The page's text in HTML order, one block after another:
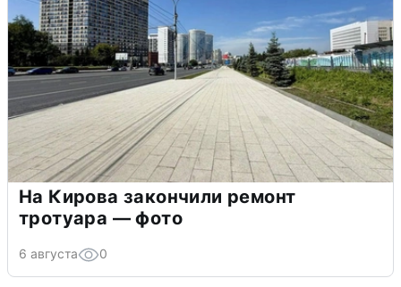
На Кирова закончили ремонт
тротуара — фото
6 августа 0